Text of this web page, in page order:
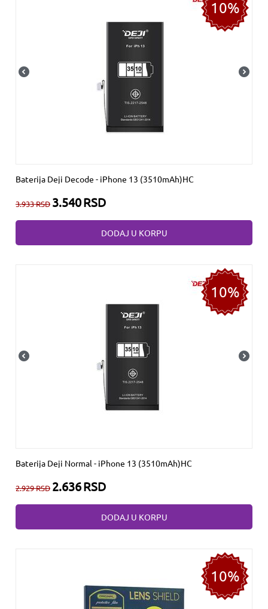
10%
Baterija Deji Decode - iPhone 13 (3510mAh)HC
3.933RSD 3.540RSD
DODAJ U KORPU
10%
Baterija Deji Normal - iPhone 13 (3510mAh)HC
2.929RSD 2.636RSD
DODAJ U KORPU
10%